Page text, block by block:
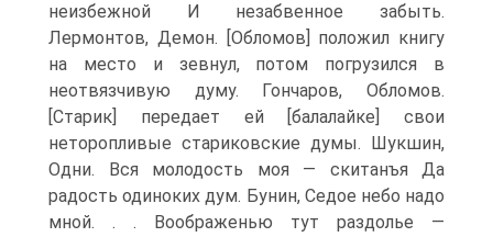
неизбежной И незабвенное забыть.
Лермонтов, Демон. [Обломов] положил книгу
на место и зевнул, потом погрузился в
неотвязчивую думу. Гончаров, Обломов.
[Старик] передает ей [балалайке] свои
неторопливые стариковские думы. Шукшин,
Одни. Вся молодость моя — скитанъя Да
радость одиноких дум. Бунин, Седое небо надо
мной. . . Воображенью тут раздолье —